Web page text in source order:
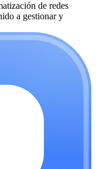
de redes
a gestionar y